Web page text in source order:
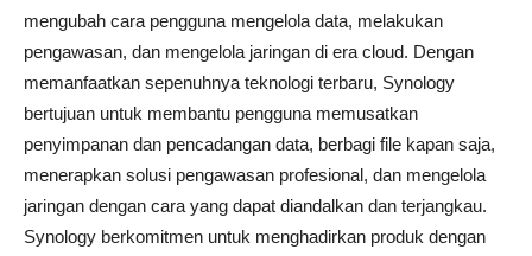
mengubah cara pengguna mengelola data, melakukan
pengawasan, dan mengelola jaringan di era cloud. Dengan
memanfaatkan sepenuhnya teknologi terbaru, Synology
bertujuan untuk membantu pengguna memusatkan
penyimpanan dan pencadangan data, berbagi file kapan saja,
menerapkan solusi pengawasan profesional, dan mengelola
jaringan dengan cara yang dapat diandalkan dan terjangkau.
Synology berkomitmen untuk menghadirkan produk dengan